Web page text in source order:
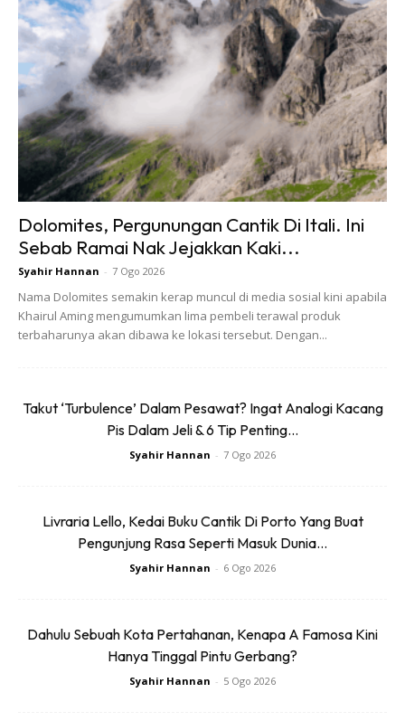
Tumpat.
Kepada sesiapa yang minat dengan juadah popular negeri
Kelantan, boleh singgah ke sini sambil merasai pengalaman
ala-ala bercuti ke Thailand. Selain daripada menikmati
juadah makanan di sini, pengunjung juga akan berpeluang
untuk bersiar-siar dan menikmati keindahan yang terdapat
di pasar terapung Kampung Pulau Suri ini.
Kepada anda yang ingin ke sini, beri perhatian bahawa
pasar ini hanya di buka pada hujung minggu dan ada
bayaran minimal yang dikenakan kepada anda iaitu
tambang bot. Untuk ke sini, anda boleh datang melalui Jeti
Kuala Besar yang terletak di Kota Bharu.
Pasar Malam Wakaf Che Yeh
Dolomites, Pergunungan Cantik Di Itali. Ini
Sebab Ramai Nak Jejakkan Kaki...
Syahir Hannan - 7 Ogo 2026
Nama Dolomites semakin kerap muncul di media sosial kini apabila
Khairul Aming mengumumkan lima pembeli terawal produk
terbaharunya akan dibawa ke lokasi tersebut. Dengan...
Takut ‘Turbulence’ Dalam Pesawat? Ingat Analogi Kacang
Pis Dalam Jeli & 6 Tip Penting...
Syahir Hannan - 7 Ogo 2026
Livraria Lello, Kedai Buku Cantik Di Porto Yang Buat
Pengunjung Rasa Seperti Masuk Dunia...
Syahir Hannan - 6 Ogo 2026
Dahulu Sebuah Kota Pertahanan, Kenapa A Famosa Kini
Hanya Tinggal Pintu Gerbang?
Syahir Hannan - 5 Ogo 2026